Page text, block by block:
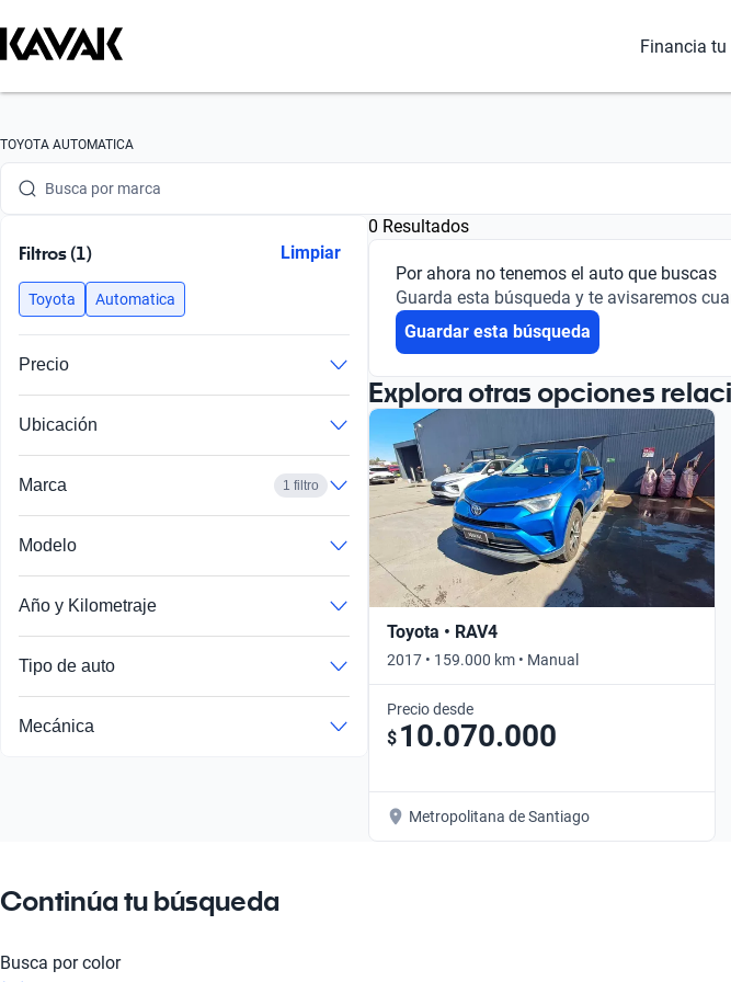
Financia
TOYOTA AUTOMATICA
Busca por marca
Busca por versión
Busca por marca
Busca por modelo
Busca por año
Filtros (1) Limpiar
Toyota Automatica
Precio
Ubicación
Marca 1 filtro
Modelo
Año y Kilometraje
Tipo de auto
Mecánica
0 Resultados
Por ahora no tenemos el auto que buscas
Guarda esta búsqueda y te avisaremos
Guardar esta búsqueda
Explora otras opciones
Toyota • RAV4
2017 • 159.000 km • Manual
Precio desde
$ 10.070.000
Metropolitana de Santiago
Continúa tu búsqueda
Busca por color